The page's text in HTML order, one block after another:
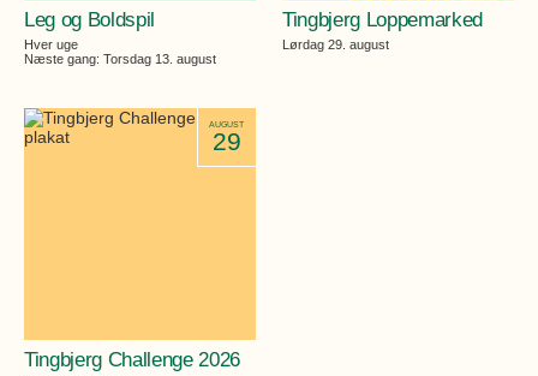
Leg og Boldspil
Hver uge
Næste gang: Torsdag 13. august
Tingbjerg Loppemarked
Lørdag 29. august
Tingbjerg Challenge 2026
AUGUST
29